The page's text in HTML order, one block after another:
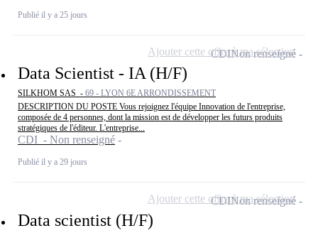
Publié il y a 25 jours
Data Scientist - IA (H/F)
SILKHOM SAS - 69 - LYON 6E ARRONDISSEMENT
DESCRIPTION DU POSTE Vous rejoignez l'équipe Innovation de l'entreprise,
composée de 4 personnes, dont la mission est de développer les futurs produits
stratégiques de l'éditeur. L'entreprise...
CDI - Non renseigné
Publié il y a 29 jours
CDINon renseigné
Ajouter cette offre à ma sélection
Data scientist (H/F)
CDINon renseigné
Ajouter cette offre à ma sélection